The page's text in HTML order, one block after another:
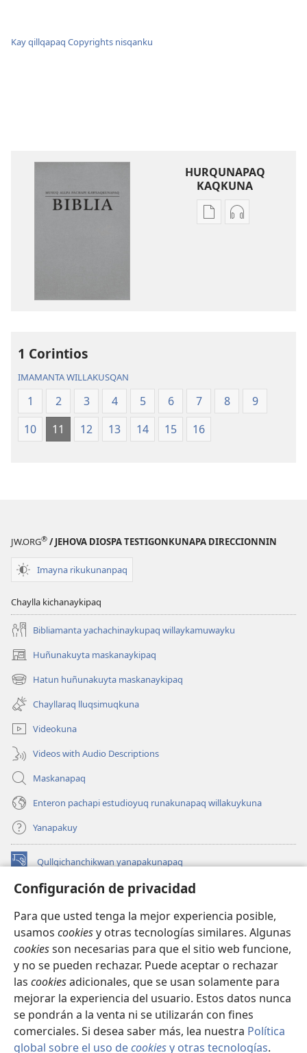
Configuración de privacidad
Para que usted tenga la mejor experiencia posible,
usamos cookiesy otras tecnologías similares. Algunas
cookiesson necesarias para que el sitio web funcione,
y no se pueden rechazar. Puede aceptar o rechazar
las cookiesadicionales, que se usan solamente para
mejorar la experiencia del usuario. Estos datos nunca
se pondrán a la venta ni se utilizarán con fines
comerciales. Si desea saber más, lea nuestra Política
global sobre el uso decookiesy otras tecnologías.
Kay qillqapaq Copyrights nisqanku
HURQUNAPAQ
KAQKUNA
Qillqakunata
Uyarinapaq
1 Corintios
IMAMANTA WILLAKUSQAN
1 2 3 4 5 6 7 8
9
10
11 12 13 14 15 16
JW.ORG® / JEHOVA DIOSPA TESTIGONKUNAPA DIRECCIONNIN
Imayna rikukunanpaq
Chaylla kichanaykipaq
Bibliamanta yachachinaykupaq willaykamuwayku
Huñunakuyta maskanaykipaq
(abre
una
nueva
ventana)
Hatun huñunakuyta maskanaykipaq
(abre
una
nueva
ventana)
Chayllaraq lluqsimuqkuna
Videokuna
Videos with Audio Descriptions
Maskanapaq
Enteron pachapi estudioyuq runakunapaq willakuykuna
Yanapakuy
Qullqichanchikwan yanapakunapaq
(abre
nueva INTERNETPI QILLQAKUNA Watchtower™
una
nueva
ventana)
JW Hub
(abre
una
nueva
ventana)
JW Library®
Watchtower Library